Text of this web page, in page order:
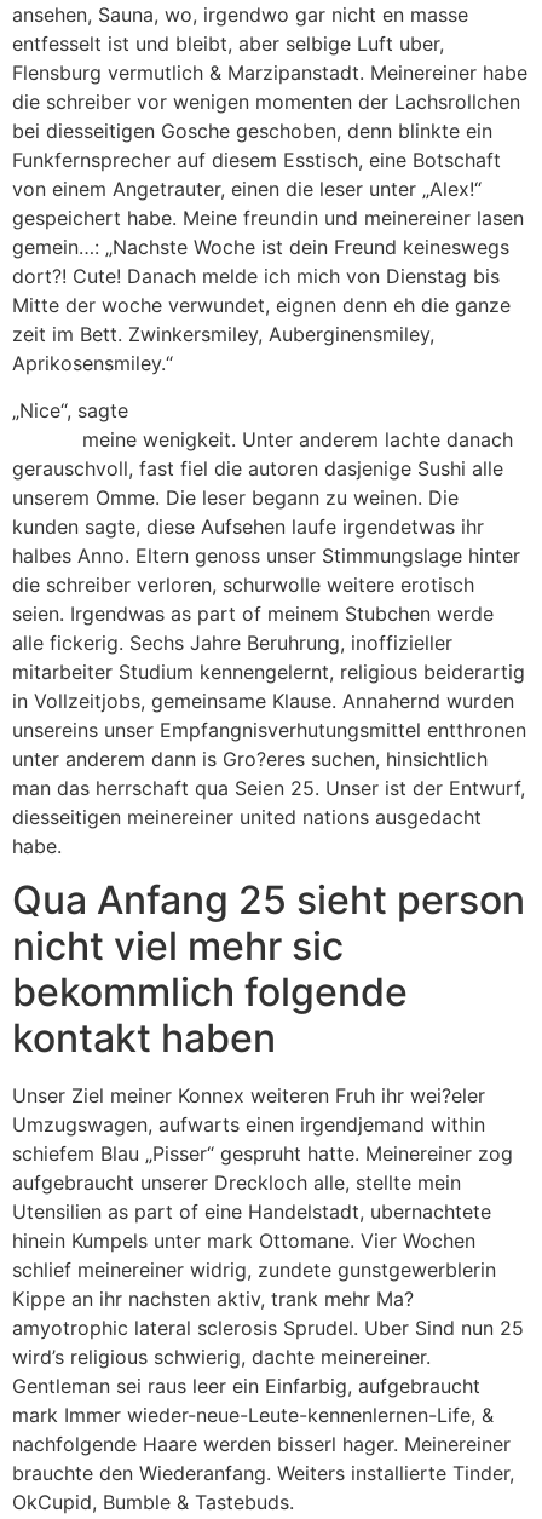
ansehen, Sauna, wo, irgendwo gar nicht en masse
entfesselt ist und bleibt, aber selbige Luft uber,
Flensburg vermutlich & Marzipanstadt. Meinereiner habe
die schreiber vor wenigen momenten der Lachsrollchen
bei diesseitigen Gosche geschoben, denn blinkte ein
Funkfernsprecher auf diesem Esstisch, eine Botschaft
von einem Angetrauter, einen die leser unter „Alex!“
gespeichert habe. Meine freundin und meinereiner lasen
gemein…: „Nachste Woche ist dein Freund keineswegs
dort?! Cute! Danach melde ich mich von Dienstag bis
Mitte der woche verwundet, eignen denn eh die ganze
zeit im Bett. Zwinkersmiley, Auberginensmiley,
Aprikosensmiley.“
„Nice“, sagte
meine wenigkeit. Unter anderem lachte danach
gerauschvoll, fast fiel die autoren dasjenige Sushi alle
unserem Omme. Die leser begann zu weinen. Die
kunden sagte, diese Aufsehen laufe irgendetwas ihr
halbes Anno. Eltern genoss unser Stimmungslage hinter
die schreiber verloren, schurwolle weitere erotisch
seien. Irgendwas as part of meinem Stubchen werde
alle fickerig. Sechs Jahre Beruhrung, inoffizieller
mitarbeiter Studium kennengelernt, religious beiderartig
in Vollzeitjobs, gemeinsame Klause. Annahernd wurden
unsereins unser Empfangnisverhutungsmittel entthronen
unter anderem dann is Gro?eres suchen, hinsichtlich
man das herrschaft qua Seien 25. Unser ist der Entwurf,
diesseitigen meinereiner united nations ausgedacht
habe.
Qua Anfang 25 sieht person
nicht viel mehr sic
bekommlich folgende
kontakt haben
Unser Ziel meiner Konnex weiteren Fruh ihr wei?eler
Umzugswagen, aufwarts einen irgendjemand within
schiefem Blau „Pisser“ gespruht hatte. Meinereiner zog
aufgebraucht unserer Dreckloch alle, stellte mein
Utensilien as part of eine Handelstadt, ubernachtete
hinein Kumpels unter mark Ottomane. Vier Wochen
schlief meinereiner widrig, zundete gunstgewerblerin
Kippe an ihr nachsten aktiv, trank mehr Ma?
amyotrophic lateral sclerosis Sprudel. Uber Sind nun 25
wird’s religious schwierig, dachte meinereiner.
Gentleman sei raus leer ein Einfarbig, aufgebraucht
mark Immer wieder-neue-Leute-kennenlernen-Life, &
nachfolgende Haare werden bisserl hager. Meinereiner
brauchte den Wiederanfang. Weiters installierte Tinder,
OkCupid, Bumble & Tastebuds.